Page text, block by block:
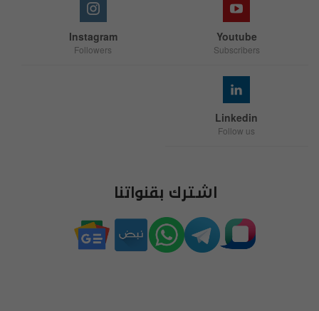
Youtube
Subscribers
Instagram
Followers
Linkedin
Follow us
اشترك بقنواتنا